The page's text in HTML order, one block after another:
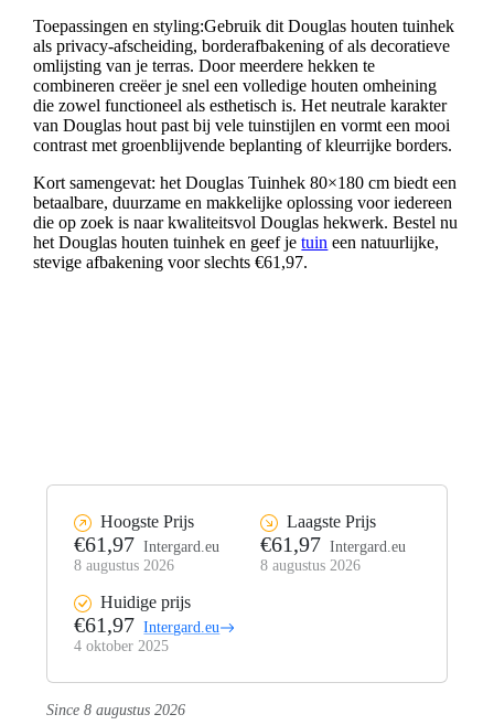
Toepassingen en styling:Gebruik dit Douglas houten tuinhek
als privacy-afscheiding, borderafbakening of als decoratieve
omlijsting van je terras. Door meerdere hekken te
combineren creëer je snel een volledige houten omheining
die zowel functioneel als esthetisch is. Het neutrale karakter
van Douglas hout past bij vele tuinstijlen en vormt een mooi
contrast met groenblijvende beplanting of kleurrijke borders.
Kort samengevat: het Douglas Tuinhek 80×180 cm biedt een
betaalbare, duurzame en makkelijke oplossing voor iedereen
die op zoek is naar kwaliteitsvol Douglas hekwerk. Bestel nu
het Douglas houten tuinhek en geef jetuin een natuurlijke,
stevige afbakening voor slechts €61,97.
Hoogste Prijs
€61,97 Intergard.eu
8 augustus 2026
Laagste Prijs
€61,97 Intergard.eu
8 augustus 2026
Huidige prijs
€61,97 Intergard.eu
4 oktober 2025
Since 8 augustus 2026